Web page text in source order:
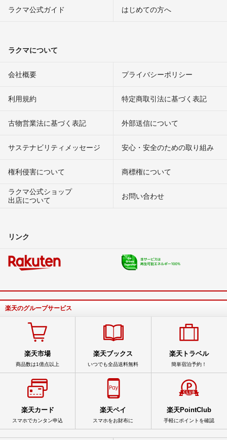
ラクマ公式ガイド はじめての方へ
ラクマについて
会社概要 プライバシーポリシー
利用規約 特定商取引法に基づく表記
古物営業法に基づく表記 外部送信について
サステナビリティメッセージ 安心・安全のための取り組み
権利侵害について
商標権について
ラクマ公式ショップ
出店について
お問い合わせ
リンク
楽天のグループサービス
楽天市場
商品数は1億点以上
楽天ブックス
いつでも全品送料無料
楽天トラベル
簡単宿泊予約！
楽天カード
スマホでカンタン申込
楽天ペイ
スマホをお財布に
楽天PointClub
手軽にポイントを確認